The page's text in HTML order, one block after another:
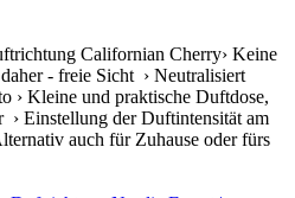
Californian Cherry› Keine
- freie Sicht › Neutralisiert
› Kleine und praktische Duftdose,
› Einstellung der Duftintensität am
auch für Zuhause oder fürs